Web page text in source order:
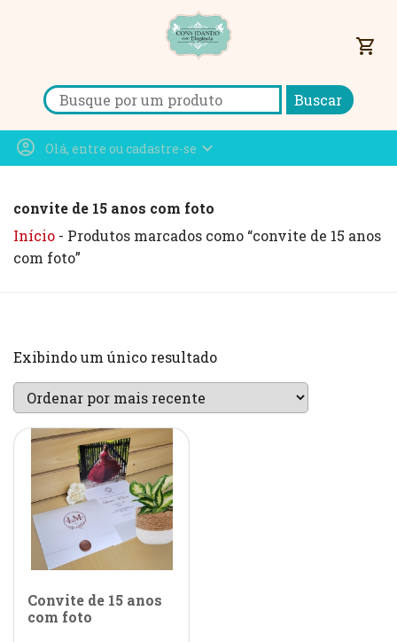
Search for:
shopping_cart
account_circle Olá, entre ou cadastre-se expand_more
convite de 15 anos com foto
Início - Produtos marcados como “convite de 15 anos
com foto”
Exibindo um único resultado
Convite de 15 anos
com foto